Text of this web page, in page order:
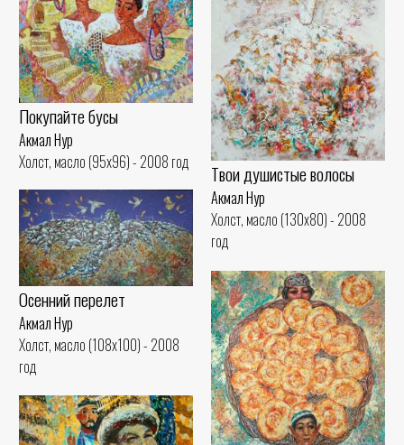
Твои душистые волосы
Акмал Нур
Холст, масло (130x80) - 2008
год
Покупайте бусы
Акмал Нур
Холст, масло (95x96) - 2008 год
Осенний перелет
Акмал Нур
Холст, масло (108x100) - 2008
год